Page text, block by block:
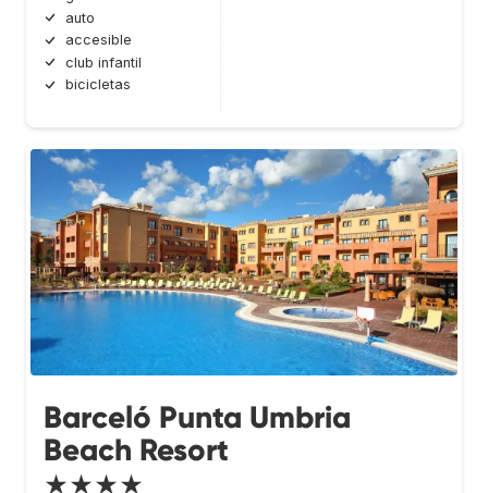
auto
accesible
club infantil
bicicletas
Barceló Punta Umbria
Beach Resort
★★★★